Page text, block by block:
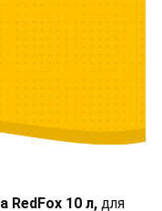
RedFox 10 л, для